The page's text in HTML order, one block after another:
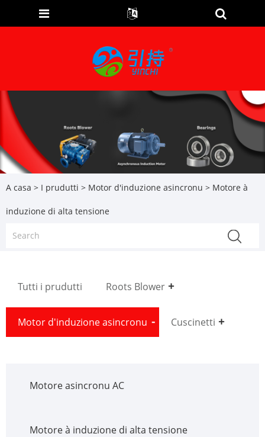
A casa > I prudutti > Motor d'induzione asincronu > Motore à
induzione di alta tensione
Tutti i prudutti Roots Blower
Motor d'induzione asincronu Cuscinetti
Motore asincronu AC
Motore à induzione di alta tensione